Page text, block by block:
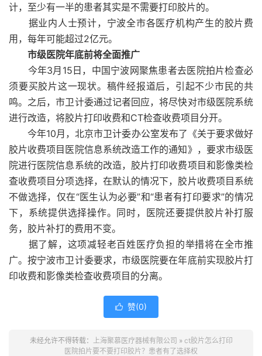
计，至少有一半的患者其实是不需要打印胶片的。
据业内人士预计，宁波全市各医疗机构产生的胶片费
用，每年可能超过2亿元。
市级医院年底前将全面推广
今年3月15日，中国宁波网聚焦患者去医院拍片检查必
须要买胶片这一现状。稿件经报道后，引起不少市民的共
鸣。之后，市卫计委通过记者回应，将尽快对市级医院系统
进行改造，将胶片打印收费和CT检查收费项目分开。
今年10月，北京市卫计委办公室发布了《关于要求做好
胶片收费项目医院信息系统改造工作的通知》，要求市级医
院进行医院信息系统的改造，胶片打印收费项目和影像类检
查收费项目分项选择，在默认的情况下，胶片收费项目系统
不做选择，仅在“医生认为必要”和“患者有打印要求”的情况
下，系统提供选择操作。同时，医院还要提供胶片补打服
务，胶片补打的费用不变。
据了解，这项减轻老百姓医疗负担的举措将在全市推
广。按宁波市卫计委要求，市级医院要在年底前实现胶片打
印收费和影像类检查收费项目的分离。
 赞(0)
未经允许不得转载： 上海聚慕医疗器械有限公司 » ct胶片怎么打印
医院拍片要不要打印胶片？患者有了选择权